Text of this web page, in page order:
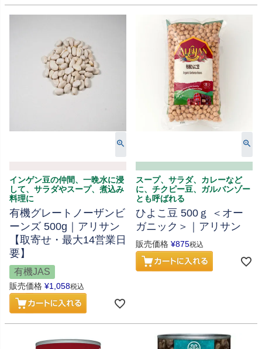
インゲン豆の仲間、一晩水に浸
して、サラダやスープ、煮込み
料理に
有機グレートノーザンビ
ーンズ 500g｜アリサン
【取寄せ・最大14営業日
要】
有機JAS
販売価格 ¥1,058税込
スープ、サラダ、カレーなど
に、チクピー豆、ガルバンゾー
とも呼ばれる
ひよこ豆 500ｇ ＜オー
ガニック＞｜アリサン
販売価格 ¥875税込